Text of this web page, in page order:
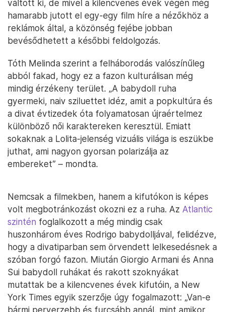
váltott ki, de mivel a kilencvenes évek végén még
hamarabb jutott el egy-egy film híre a nézőkhöz a
reklámok által, a közönség fejébe jobban
bevésődhetett a későbbi feldolgozás.
Tóth Melinda szerint a felháborodás valószínűleg
abból fakad, hogy ez a fazon kulturálisan még
mindig érzékeny terület. „A babydoll ruha
gyermeki, naiv sziluettet idéz, amit a popkultúra és
a divat évtizedek óta folyamatosan újraértelmez
különböző női karaktereken keresztül. Emiatt
sokaknak a Lolita-jelenség vizuális világa is eszükbe
juthat, ami nagyon gyorsan polarizálja az
embereket” – mondta.
Nemcsak a filmekben, hanem a kifutókon is képes
volt megbotránkozást okozni ez a ruha. Az Atlantic
szintén foglalkozott a még mindig csak
huszonhárom éves Rodrigo babydolljával, felidézve,
hogy a divatiparban sem örvendett lelkesedésnek a
szóban forgó fazon. Miután Giorgio Armani és Anna
Sui babydoll ruhákat és rakott szoknyákat
mutattak be a kilencvenes évek kifutóin, a New
York Times egyik szerzője úgy fogalmazott: „Van-e
bármi perverzebb és furcsább annál, mint amikor